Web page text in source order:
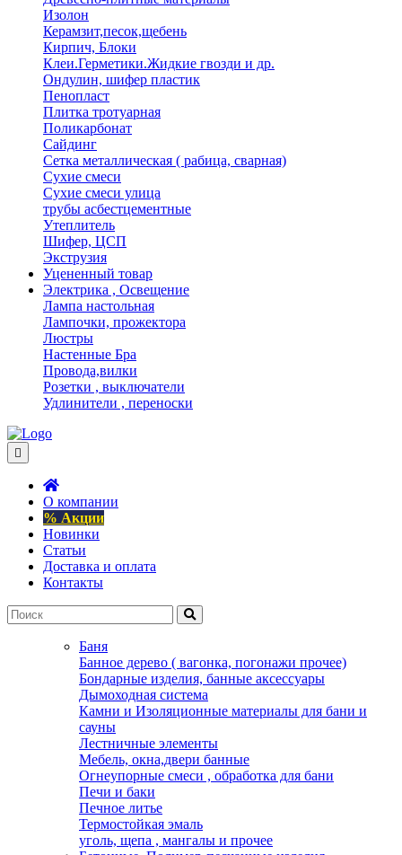
Изолон
Керамзит,песок,щебень
Кирпич, Блоки
Клеи.Герметики.Жидкие гвозди и др.
Ондулин, шифер пластик
Пенопласт
Плитка тротуарная
Поликарбонат
Сайдинг
Сетка металлическая ( рабица, сварная)
Сухие смеси
Сухие смеси улица
трубы асбестцементные
Утеплитель
Шифер, ЦСП
Экструзия
Уцененный товар
Электрика , Освещение
Лампа настольная
Лампочки, прожектора
Люстры
Настенные Бра
Провода,вилки
Розетки , выключатели
Удлинители , переноски
О компании
% Акции
Новинки
Статьи
Доставка и оплата
Контакты
Баня
Банное дерево ( вагонка, погонажи прочее)
Бондарные изделия, банные аксессуары
Дымоходная система
Камни и Изоляционные материалы для бани и
сауны
Лестничные элементы
Мебель, окна,двери банные
Огнеупорные смеси , обработка для бани
Печи и баки
Печное литье
Термостойкая эмаль
уголь, щепа , мангалы и прочее